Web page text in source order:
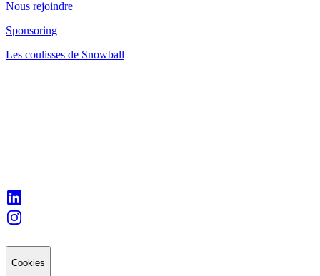
Nous rejoindre
Sponsoring
Les coulisses de Snowball
Cookies